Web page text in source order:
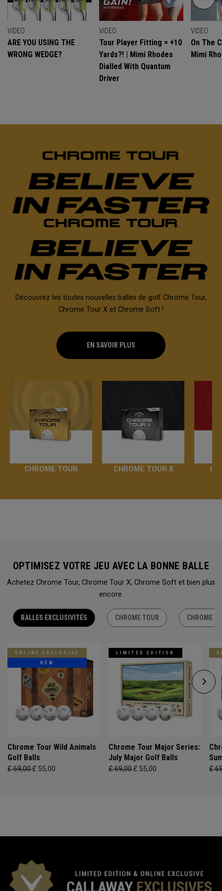
VIDEO
ARE YOU USING THE
WRONG WEDGE?
VIDEO
Tour Player Fitting = +10
Yards?! | Mimi Rhodes
Dialled With Quantum
Driver
VIDEO
On The
Mimi
Découvrez les toutes nouvelles balles de golf Chrome Tour,
Chrome Tour X et Chrome Soft !
EN SAVOIR PLUS
CHROME TOUR CHROME TOUR X
OPTIMISEZ VOTRE JEU AVEC LA BONNE BALLE
Achetez Chrome Tour, Chrome Tour X, Chrome Soft et bien plus
encore.
BALLES EXCLUSIVITÉS CHROME TOUR CHROME
ONLINE EXCLUSIVE
NEW
Chrome Tour Wild Animals
Golf Balls
£ 69,00£ 55,00
LIMITED EDITION
Chrome Tour Major Series:
July Major Golf Balls
£ 69,00£ 55,00 £